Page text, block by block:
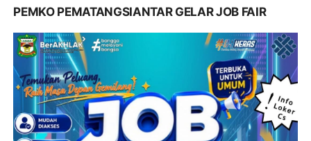
PEMKO PEMATANGSIANTAR GELAR JOB FAIR